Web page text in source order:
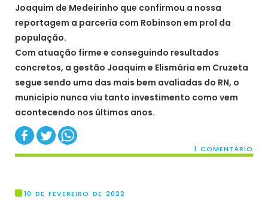
Joaquim de Medeirinho que confirmou a nossa
reportagem a parceria com Robinson em prol da
população.
Com atuação firme e conseguindo resultados
concretos, a gestão Joaquim e Elismária em Cruzeta
segue sendo uma das mais bem avaliadas do RN, o
município nunca viu tanto investimento como vem
acontecendo nos últimos anos.
1 COMENTÁRIO
10 DE FEVEREIRO DE 2022